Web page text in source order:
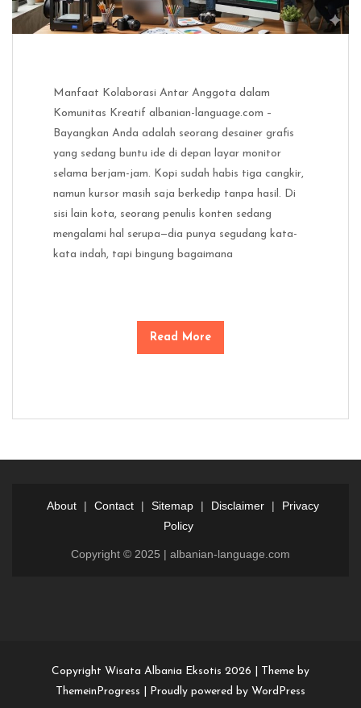
Manfaat Kolaborasi Antar Anggota dalam
Komunitas Kreatif albanian-language.com –
Bayangkan Anda adalah seorang desainer grafis
yang sedang buntu ide di depan layar monitor
selama berjam-jam. Kopi sudah habis tiga cangkir,
namun kursor masih saja berkedip tanpa hasil. Di
sisi lain kota, seorang penulis konten sedang
mengalami hal serupa—dia punya segudang kata-
kata indah, tapi bingung bagaimana
Read More
About | Contact | Sitemap | Disclaimer |
Privacy
Policy
Copyright © 2025 | albanian-language.com
Copyright Wisata Albania Eksotis 2026 |
Theme by
ThemeinProgress
Proudly powered by WordPress